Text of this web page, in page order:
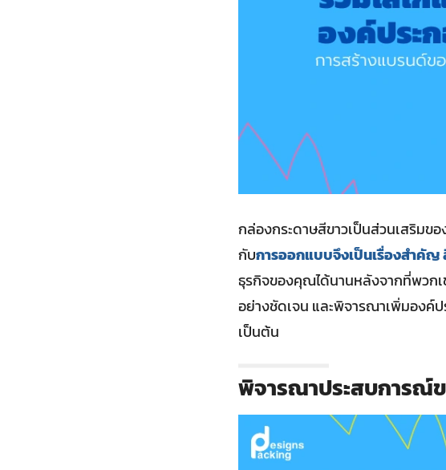
กล่องกระดาษสีขาวเป็นส่วนเสริมข
กับการออกแบบจึงเป็นเรื่องสำคั
ธุรกิจของคุณได้นานหลังจากที่พวกเ
อย่างชัดเจน และพิจารณาเพิ่มองค์
เป็นต้น
พิจารณาประสบการณ์